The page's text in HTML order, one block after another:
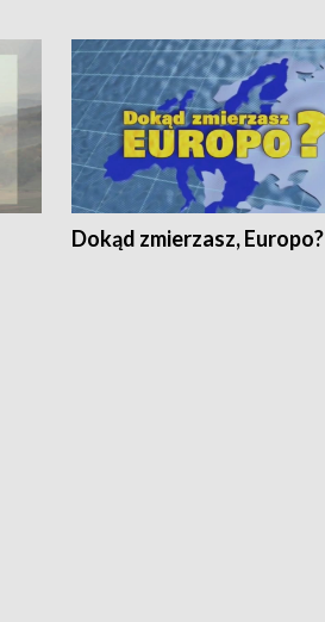
Dokąd zmierzasz, Europo?